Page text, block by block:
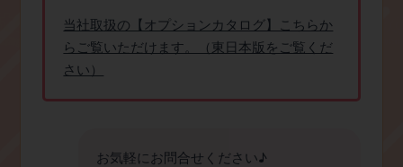
当社取扱の【オプションカタログ】こちらか
らご覧いただけます。（東日本版をご覧くだ
さい）
お気軽にお問合せください♪